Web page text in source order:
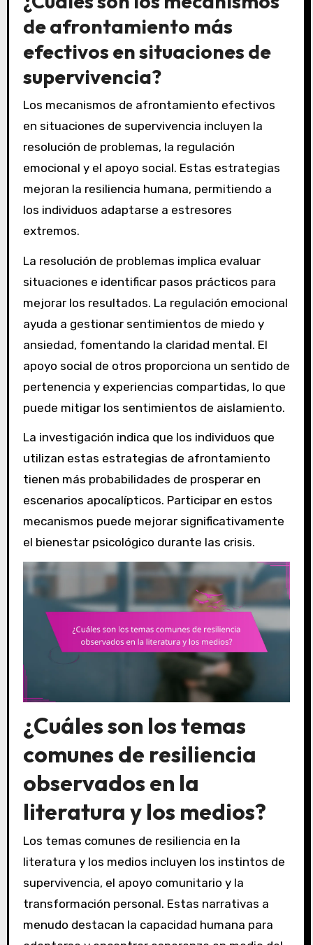
de afrontamiento más
efectivos en situaciones de
supervivencia?
Los mecanismos de afrontamiento efectivos
en situaciones de supervivencia incluyen la
resolución de problemas, la regulación
emocional y el apoyo social. Estas estrategias
mejoran la resiliencia humana, permitiendo a
los individuos adaptarse a estresores
extremos.
La resolución de problemas implica evaluar
situaciones e identificar pasos prácticos para
mejorar los resultados. La regulación emocional
ayuda a gestionar sentimientos de miedo y
ansiedad, fomentando la claridad mental. El
apoyo social de otros proporciona un sentido de
pertenencia y experiencias compartidas, lo que
puede mitigar los sentimientos de aislamiento.
La investigación indica que los individuos que
utilizan estas estrategias de afrontamiento
tienen más probabilidades de prosperar en
escenarios apocalípticos. Participar en estos
mecanismos puede mejorar significativamente
el bienestar psicológico durante las crisis.
¿Cuáles son los temas
comunes de resiliencia
observados en la
literatura y los medios?
Los temas comunes de resiliencia en la
literatura y los medios incluyen los instintos de
supervivencia, el apoyo comunitario y la
transformación personal. Estas narrativas a
menudo destacan la capacidad humana para